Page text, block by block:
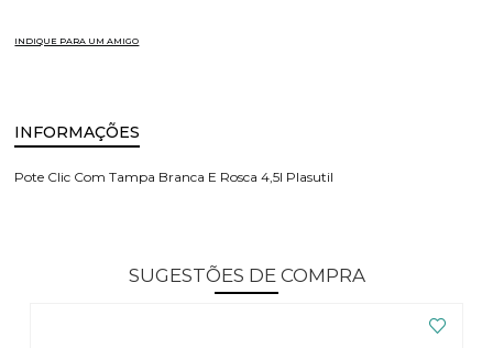
INDIQUE PARA UM AMIGO
INFORMAÇÕES
Pote Clic Com Tampa Branca E Rosca 4,5l Plasutil
SUGESTÕES DE COMPRA